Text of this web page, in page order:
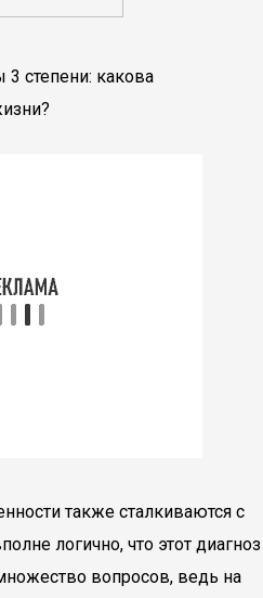
степени: какова
также сталкиваются с
логично, что этот диагноз
вопросов, ведь на